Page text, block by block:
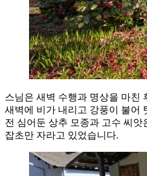
스님은 새벽 수행과 명상을 마친
새벽에 비가 내리고 강풍이 불어
전 심어둔 상추 모종과 고수 씨앗
잡초만 자라고 있었습니다.